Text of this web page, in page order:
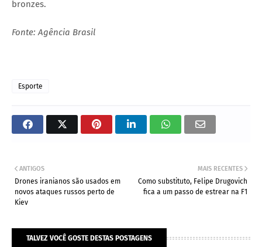
bronzes.
Fonte: Agência Brasil
Esporte
MAIS RECENTES
Como substituto, Felipe Drugovich
fica a um passo de estrear na F1
ANTIGOS
Drones iranianos são usados em
novos ataques russos perto de
Kiev
TALVEZ VOCÊ GOSTE DESTAS POSTAGENS